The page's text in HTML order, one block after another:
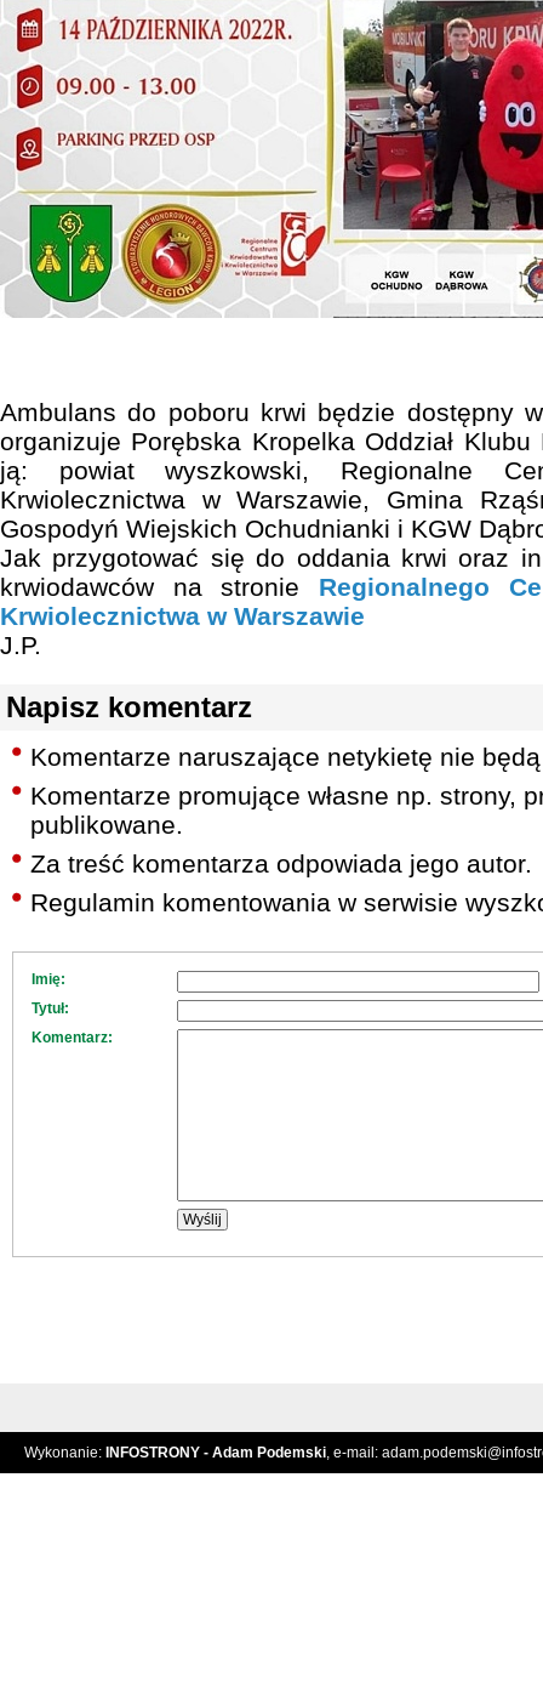
Ambulans do poboru krwi będzie dostępny
organizuje Porębska Kropelka Oddział
ją: powiat wyszkowski, Regionalne
Krwiolecznictwa w Warszawie, Gmina
Gospodyń Wiejskich Ochudnianki i KGW
Jak przygotować się do oddania krwi oraz
krwiodawców na stronie Regionalnego
Krwiolecznictwa w Warszawie
J.P.
Napisz komentarz
Komentarze naruszające netykietę nie
Komentarze promujące własne np. strony,
publikowane.
Za treść komentarza odpowiada jego autor.
Regulamin komentowania w serwisie
Imię:
Tytuł:
Komentarz:
Wykonanie: INFOSTRONY - Adam Podemski, e-mail: